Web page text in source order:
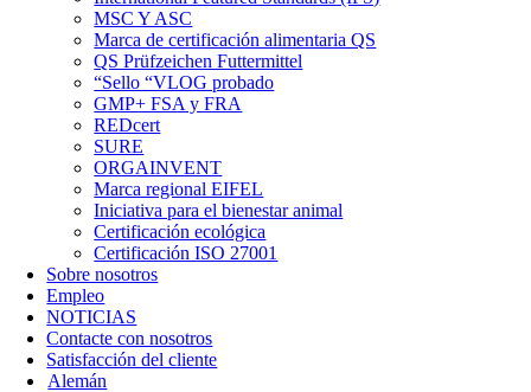
MSC Y ASC
Marca de certificación alimentaria QS
QS Prüfzeichen Futtermittel
“Sello “VLOG probado
GMP+ FSA y FRA
REDcert
SURE
ORGAINVENT
Marca regional EIFEL
Iniciativa para el bienestar animal
Certificación ecológica
Certificación ISO 27001
Sobre nosotros
Empleo
NOTICIAS
Contacte con nosotros
Satisfacción del cliente
Alemán